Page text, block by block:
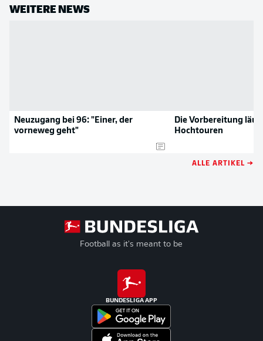
WEITERE NEWS
Neuzugang bei 96: "Einer, der
vorneweg geht"
Die Vorbereitung
Hochtouren
ALLE ARTIKEL →
Football as it's meant to be
BUNDESLIGA APP